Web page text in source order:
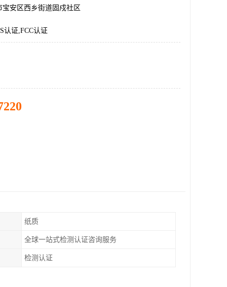
宝安区西乡街道固戍社区
认证,FCC认证
纸质
全球一站式检测认证咨询服务
检测认证